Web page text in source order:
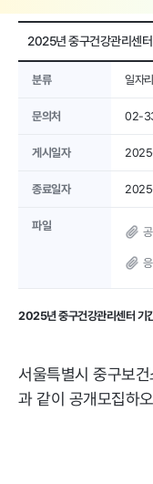
2025년 중구건강관리센
분류 일자리
문의처 02-
게시일자
종료일자
파일
2025년 중구건강관리센터 기
서울특별시 중구보
과 같이 공개모집하